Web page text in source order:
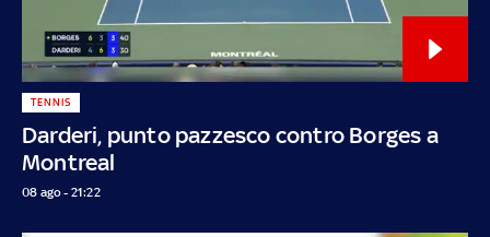
Darderi, punto pazzesco contro Borges a
Montreal
TENNIS
08 ago - 21:22